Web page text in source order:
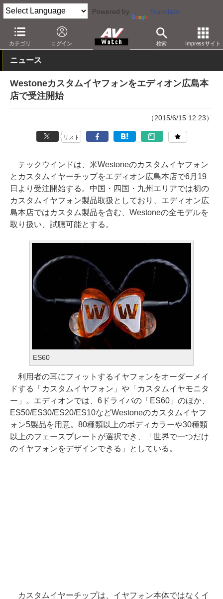
Powered by Translate
カテゴリ ログイン 検索 Impressサイト
AV Watch 製品 ヘッドフォン Westone
ニュース
Westoneカスタムイヤフォンをエディオン広島本
店で受注開始
（2015/6/15 12:23）
リスト
テックウインドは、米Westoneのカスタムイヤフォン
とカスタムイヤーチップをエディオン広島本店で6月19
日より受注開始する。中国・四国・九州エリアでは初の
カスタムイヤフォン製品取扱としており、エディオン広
島本店ではカスタム製品を含む、Westoneの全モデルを
取り扱い、試聴可能とする。
ES60
利用者の耳にフィットするイヤフォンをオーダーメイ
ドする「カスタムイヤフォン」や「カスタムイヤモニタ
ー」。エディオンでは、6ドライバの「ES60」のほか、
ES50/ES30/ES20/ES10などWestoneのカスタムイヤフ
ォン5製品を用意。80種類以上のボディカラーや30種類
以上のフェースプレートが選択でき、「世界で一つだけ
のイヤフォンをデザインできる」としている。
カスタムイヤーチップは、イヤフォン本体ではなくイ